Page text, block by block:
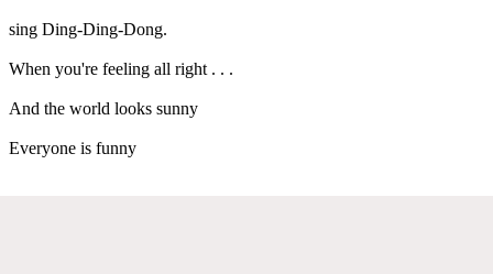
sing Ding-Ding-Dong.
When you're feeling all right . . .
And the world looks sunny
Everyone is funny